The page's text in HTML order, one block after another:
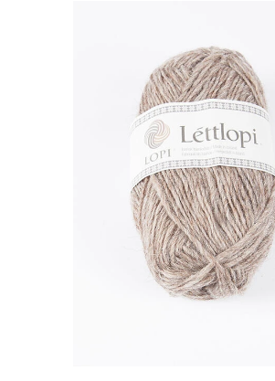
ULDEMULLE
KONTAKT
WEBSHOP
PLÖTULOPI